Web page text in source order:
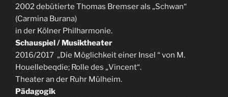
2002 debütierte Thomas Bremser als „Schwan“
(Carmina Burana)
in der Kölner Philharmonie.
Schauspiel / Musiktheater
2016/2017 „Die Möglichkeit einer Insel “ von M.
Houellebeqdie; Rolle des „Vincent“.
Theater an der Ruhr Mülheim.
Pädagogik